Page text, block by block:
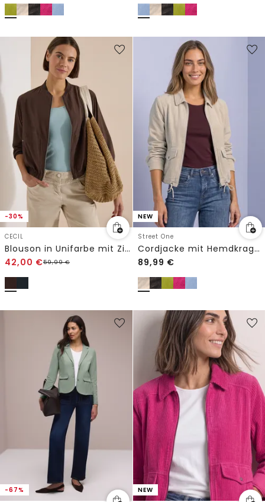
-30%
CECIL
Blouson in Unifarbe mit Zipper
42,00 €59,99€
NEW
Street One
Cordjacke mit Hemdkragen und Zipper
89,99 €
-67% NEW